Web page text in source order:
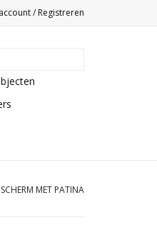
/ Registreren
MET PATINA